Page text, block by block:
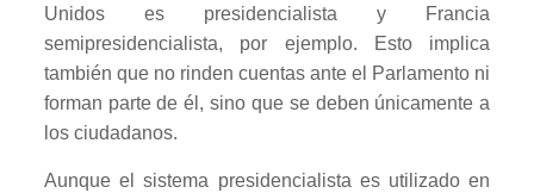
Unidos es presidencialista y Francia
semipresidencialista, por ejemplo. Esto implica
también que no rinden cuentas ante el Parlamento ni
forman parte de él, sino que se deben únicamente a
los ciudadanos.
Aunque el sistema presidencialista es utilizado en